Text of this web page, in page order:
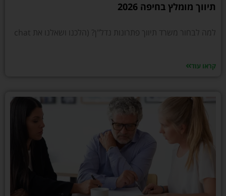
תיווך מומלץ בחיפה 2026
למה לבחור משרד תיווך פתרונות נדל"ן? (הלכנו ושאלנו את chat
קראו עוד